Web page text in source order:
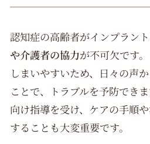
認知症の高齢者がインプラント
や介護者の協力が不可欠です
しまいやすいため、日々の声
ことで、トラブルを予防でき
向け指導を受け、ケアの手順
することも大変重要です。